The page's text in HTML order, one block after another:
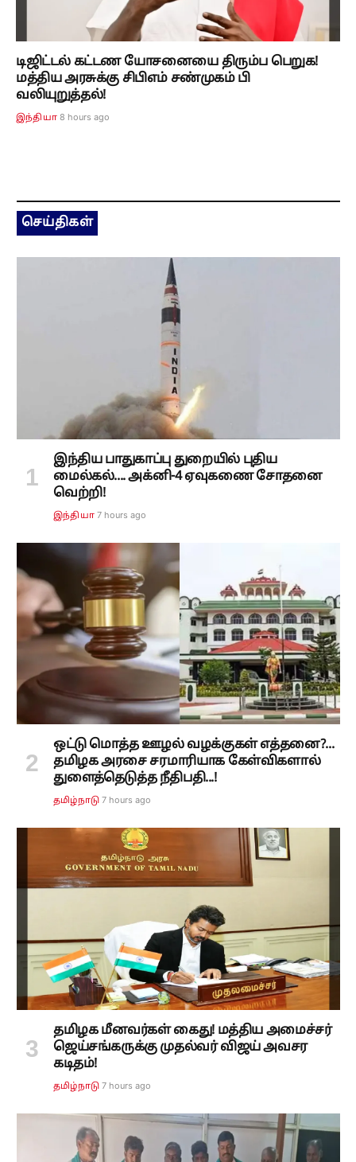
டிஜிட்டல் கட்டண யோசனையை திரும்ப பெறுக!
மத்திய அரசுக்கு சிபிஎம் சண்முகம் பி
வலியுறுத்தல்!
இந்தியா 8 hours ago
செய்திகள்
இந்திய பாதுகாப்பு துறையில் புதிய
மைல்கல்.... அக்னி-4 ஏவுகணை சோதனை
வெற்றி!
இந்தியா 7 hours ago
ஒட்டு மொத்த ஊழல் வழக்குகள் எத்தனை?...
தமிழக அரசை சரமாரியாக கேள்விகளால்
துளைத்தெடுத்த நீதிபதி...!
தமிழ்நாடு 7 hours ago
தமிழக மீனவர்கள் கைது! மத்திய அமைச்சர்
ஜெய்சங்கருக்கு முதல்வர் விஜய் அவசர
கடிதம்!
தமிழ்நாடு 7 hours ago